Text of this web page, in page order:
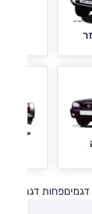
דגמיםפחות דגמים